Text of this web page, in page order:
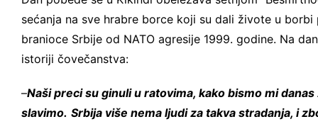
sećanja na sve hrabre borce koji su dali živote u
branioce Srbije od NATO agresije 1999. godine. Na
istoriji čovečanstva:
–Naši preci su ginuli u ratovima, kako bismo mi
slavimo. Srbija više nema ljudi za takva stradanja, i